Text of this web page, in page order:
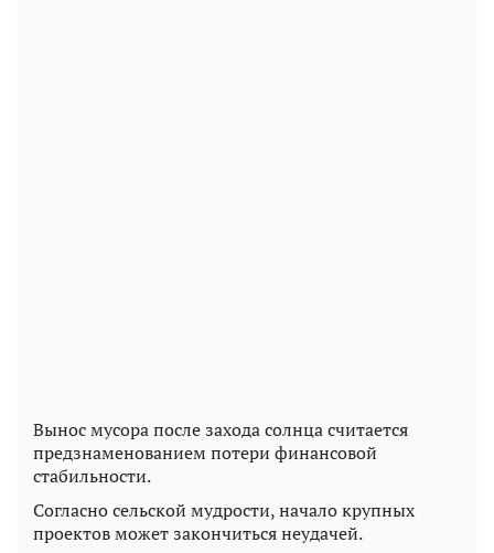
Вынос мусора после захода солнца считается
предзнаменованием потери финансовой
стабильности.
Согласно сельской мудрости, начало крупных
проектов может закончиться неудачей.